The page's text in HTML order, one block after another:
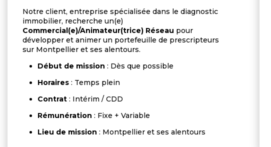
Notre client, entreprise spécialisée dans le diagnostic
immobilier, recherche un(e)
Commercial(e)/Animateur(trice) Réseau pour
développer et animer un portefeuille de prescripteurs
sur Montpellier et ses alentours.
Début de mission : Dès que possible
Horaires : Temps plein
Contrat : Intérim / CDD
Rémunération : Fixe + Variable
Lieu de mission : Montpellier et ses alentours